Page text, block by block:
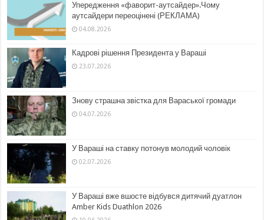
Упередження «фаворит-аутсайдер».Чому
аутсайдери переоцінені (РЕКЛАМА)
04.08.2026
Кадрові рішення Президента у Вараші
23.07.2026
Знову страшна звістка для Вараської громади
04.07.2026
У Вараші на ставку потонув молодий чоловік
02.07.2026
У Вараші вже вшосте відбувся дитячий дуатлон
Amber Kids Duathlon 2026